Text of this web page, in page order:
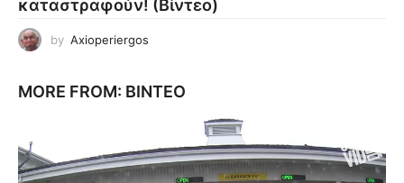
καταστραφούν! (Βίντεο)
by Axioperiergos
MORE FROM: ΒΊΝΤΕΟ